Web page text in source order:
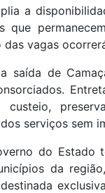
a
que
das vagas
a saída de
custeio,
serviços sem
do Estado
da